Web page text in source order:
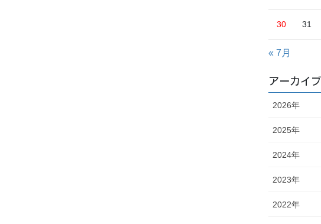
30 31
« 7月
アーカイブ
2026年
2025年
2024年
2023年
2022年